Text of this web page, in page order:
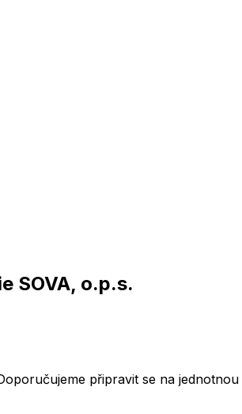
SOVA, o.p.s.
připravit se na